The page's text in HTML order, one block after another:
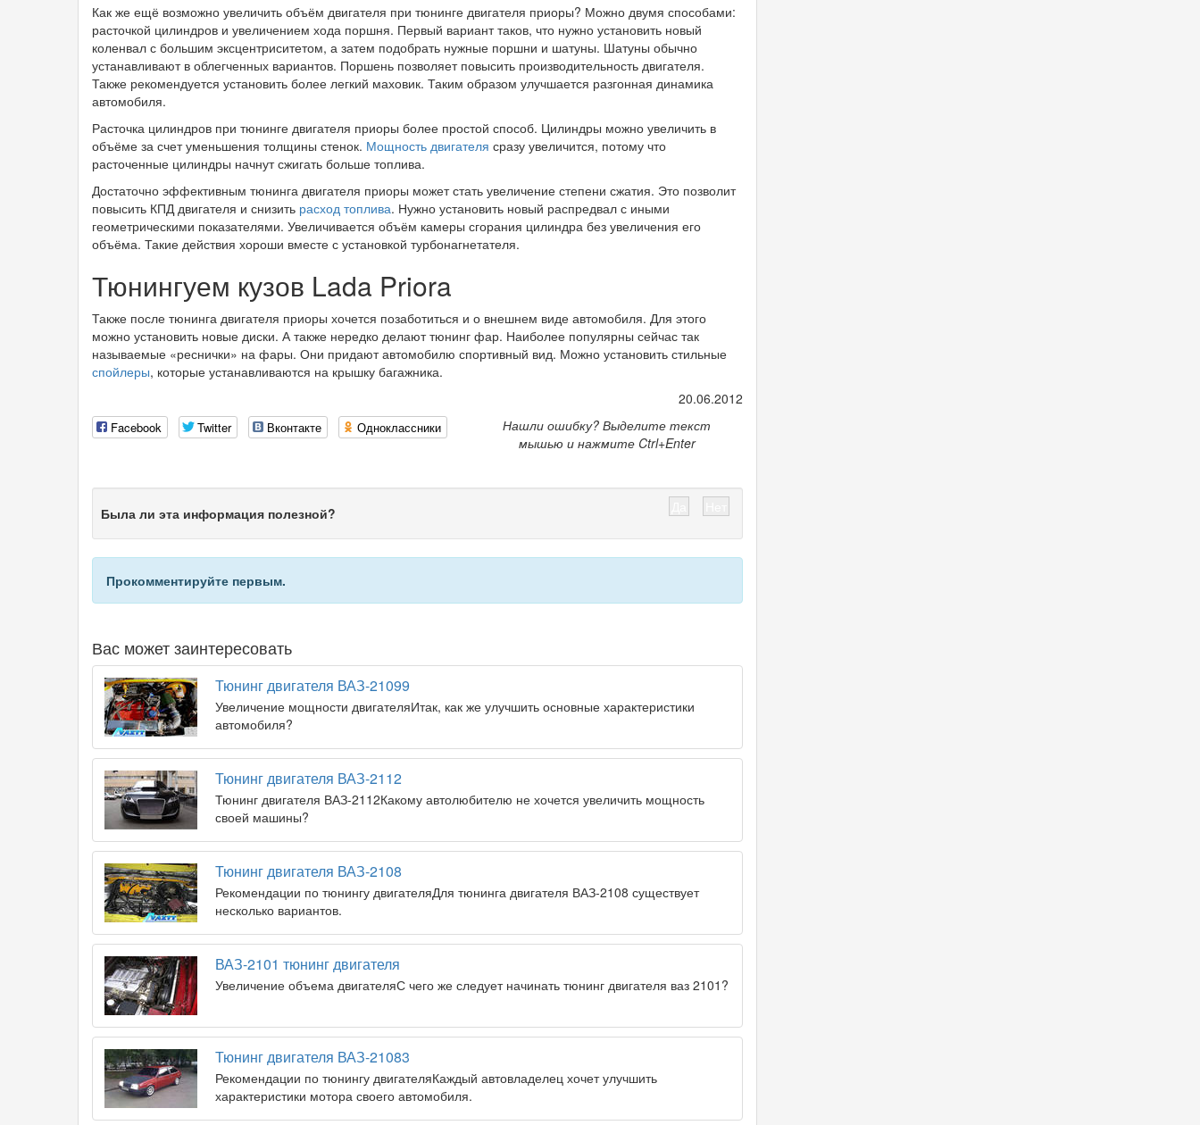
Как же ещё возможно увеличить объём двигателя при тюнинге двигателя приоры? Можно двумя способами:
расточкой цилиндров и увеличением хода поршня. Первый вариант таков, что нужно установить новый
коленвал с большим эксцентриситетом, а затем подобрать нужные поршни и шатуны. Шатуны обычно
устанавливают в облегченных вариантов. Поршень позволяет повысить производительность двигателя.
Также рекомендуется установить более легкий маховик. Таким образом улучшается разгонная динамика
автомобиля.
Расточка цилиндров при тюнинге двигателя приоры более простой способ. Цилиндры можно увеличить в
объёме за счет уменьшения толщины стенок. Мощность двигателя сразу увеличится, потому что
расточенные цилиндры начнут сжигать больше топлива.
Достаточно эффективным тюнинга двигателя приоры может стать увеличение степени сжатия. Это позволит
повысить КПД двигателя и снизить расход топлива. Нужно установить новый распредвал с иными
геометрическими показателями. Увеличивается объём камеры сгорания цилиндра без увеличения его
объёма. Такие действия хороши вместе с установкой турбонагнетателя.
Тюнингуем кузов Lada Priora
Также после тюнинга двигателя приоры хочется позаботиться и о внешнем виде автомобиля. Для этого
можно установить новые диски. А также нередко делают тюнинг фар. Наиболее популярны сейчас так
называемые «реснички» на фары. Они придают автомобилю спортивный вид. Можно установить стильные
спойлеры, которые устанавливаются на крышку багажника.
20.06.2012
Facebook Twitter Вконтакте Одноклассники
Нашли ошибку? Выделите текст
мышью и нажмите Ctrl+Enter
Была ли эта информация полезной?
Прокомментируйте первым.
Вас может заинтересовать
Тюнинг двигателя ВАЗ-21099
Увеличение мощности двигателяИтак, как же улучшить основные характеристики
автомобиля?
Тюнинг двигателя ВАЗ-2112
Тюнинг двигателя ВАЗ-2112Какому автолюбителю не хочется увеличить мощность
своей машины?
Тюнинг двигателя ВАЗ-2108
Рекомендации по тюнингу двигателяДля тюнинга двигателя ВАЗ-2108 существует
несколько вариантов.
ВАЗ-2101 тюнинг двигателя
Увеличение объема двигателяС чего же следует начинать тюнинг двигателя ваз 2101?
Тюнинг двигателя ВАЗ-21083
Рекомендации по тюнингу двигателяКаждый автовладелец хочет улучшить
характеристики мотора своего автомобиля.